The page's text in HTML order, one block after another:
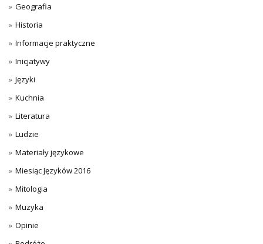
Geografia
Historia
Informacje praktyczne
Inicjatywy
Języki
Kuchnia
Literatura
Ludzie
Materiały językowe
Miesiąc Języków 2016
Mitologia
Muzyka
Opinie